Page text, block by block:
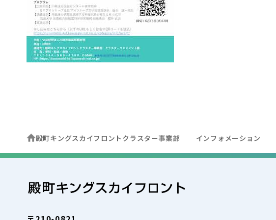
殿町キングスカイフロントクラスター事業部 インフォメーション